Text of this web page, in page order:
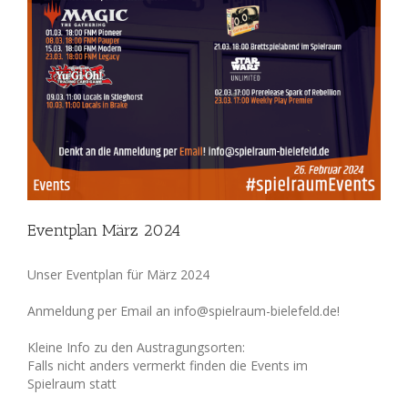
Eventplan März 2024
Unser Eventplan für März 2024
Anmeldung per Email an info@spielraum-bielefeld.de!
Kleine Info zu den Austragungsorten:
Falls nicht anders vermerkt finden die Events im
Spielraum statt